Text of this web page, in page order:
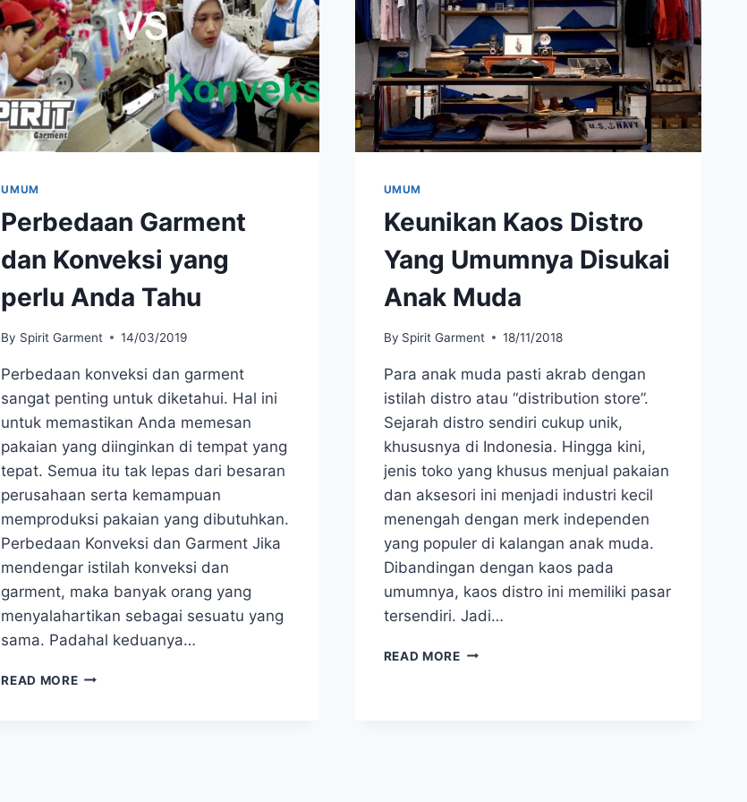
UMUM
Perbedaan Garment
dan Konveksi yang
perlu Anda Tahu
By Spirit Garment 14/03/2019
Perbedaan konveksi dan garment
sangat penting untuk diketahui. Hal ini
untuk memastikan Anda memesan
pakaian yang diinginkan di tempat yang
tepat. Semua itu tak lepas dari besaran
perusahaan serta kemampuan
memproduksi pakaian yang dibutuhkan.
Perbedaan Konveksi dan Garment Jika
mendengar istilah konveksi dan
garment, maka banyak orang yang
menyalahartikan sebagai sesuatu yang
sama. Padahal keduanya…
READ MOREPERBEDAAN
UMUM
Keunikan Kaos Distro
Yang Umumnya Disukai
Anak Muda
By Spirit Garment 18/11/2018
Para anak muda pasti akrab dengan
istilah distro atau “distribution store”.
Sejarah distro sendiri cukup unik,
khususnya di Indonesia. Hingga kini,
jenis toko yang khusus menjual pakaian
dan aksesori ini menjadi industri kecil
menengah dengan merk independen
yang populer di kalangan anak muda.
Dibandingan dengan kaos pada
umumnya, kaos distro ini memiliki pasar
tersendiri. Jadi…
READ MOREKEUNIKAN